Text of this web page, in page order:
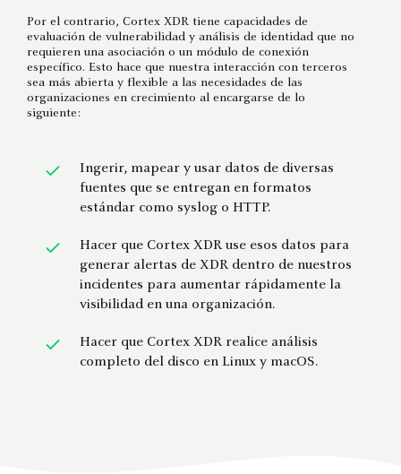
Por el contrario, Cortex XDR tiene capacidades de
evaluación de vulnerabilidad y análisis de identidad que no
requieren una asociación o un módulo de conexión
específico. Esto hace que nuestra interacción con terceros
sea más abierta y flexible a las necesidades de las
organizaciones en crecimiento al encargarse de lo
siguiente:
Ingerir, mapear y usar datos de diversas
fuentes que se entregan en formatos
estándar como syslog o HTTP.
Hacer que Cortex XDR use esos datos para
generar alertas de XDR dentro de nuestros
incidentes para aumentar rápidamente la
visibilidad en una organización.
Hacer que Cortex XDR realice análisis
completo del disco en Linux y macOS.